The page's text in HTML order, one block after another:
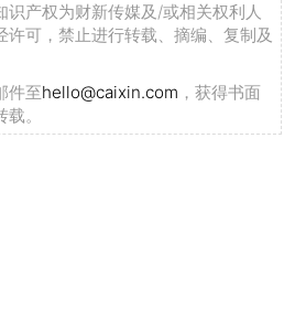
识产权为财新传媒及/或相关权利人
许可，禁止进行转载、摘编、复制及
件至hello@caixin.com ，获得书面
。